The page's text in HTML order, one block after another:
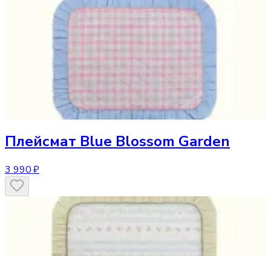
Плейсмат Blue Blossom Garden
3 990 ₽